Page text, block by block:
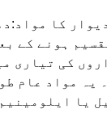
کا مواد:
ہونے کے
کی تیاری
یہ مواد عام
یا